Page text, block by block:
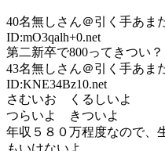
40名無しさん＠引く手あま
ID:mO3qalh+0.net
第二新卒で800ってきつい？
43名無しさん＠引く手あま
ID:KNE34Bz10.net
さむいお くるしいよ
つらいよ きついよ
年収５８０万程度なので
もいけないよ